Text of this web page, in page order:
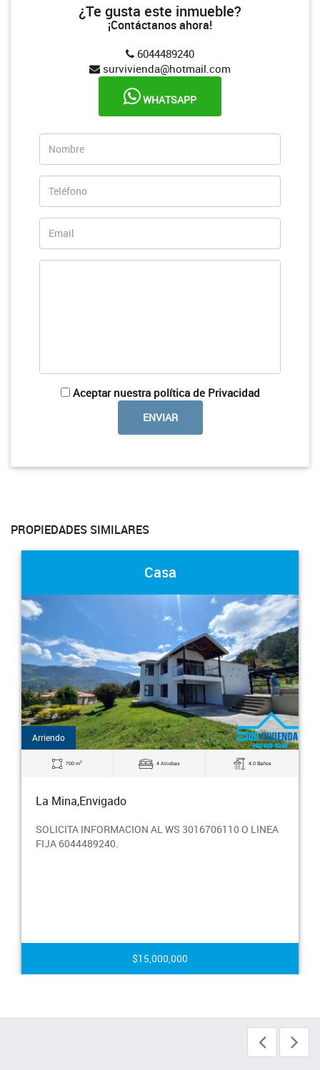
¿Te gusta este inmueble?
¡Contáctanos ahora!
6044489240
survivienda@hotmail.com
WHATSAPP
Aceptar nuestra política de Privacidad
PROPIEDADES SIMILARES
Casa
Arriendo
700 m2 4 Alcobas 4.0 Baños
La Mina,Envigado
SOLICITA INFORMACION AL WS 3016706110 O LINEA
FIJA 6044489240.
$15,000,000